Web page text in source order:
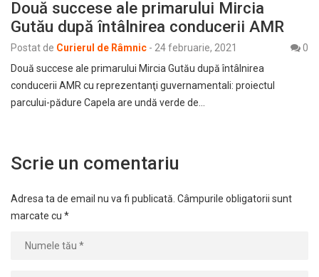
Două succese ale primarului Mircia
Gutău după întâlnirea conducerii AMR
Postat de Curierul de Râmnic - 24 februarie, 2021
0
Două succese ale primarului Mircia Gutău după întâlnirea
conducerii AMR cu reprezentanţi guvernamentali: proiectul
parcului-pădure Capela are undă verde de…
Scrie un comentariu
Adresa ta de email nu va fi publicată. Câmpurile obligatorii sunt
marcate cu *